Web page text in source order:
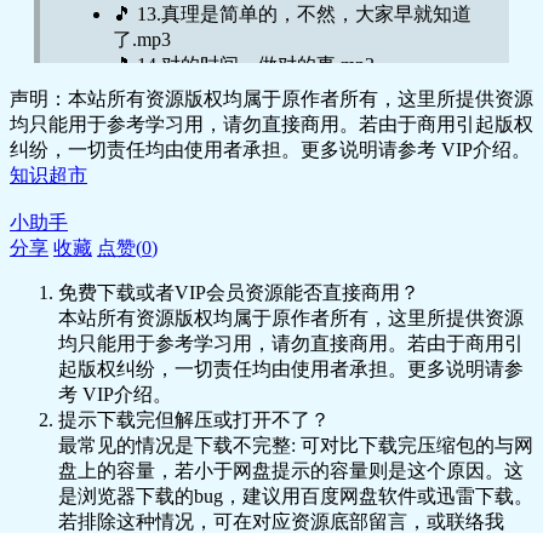
🎵 13.真理是简单的，不然，大家早就知道
了.mp3
🎵 14.对的时间，做对的事.mp3
🎵 15.只顾眼前利益，才是大赢家.mp3
🎵 16.什么是工匠精神.mp3
🎵 17.对镜应感，就是致良知.mp3
🎵 18.离不近人情的人远点，哪怕他对你恩
🎵 20.真君子，必是不端不装.mp3
🎵 22.他人之恶，即我之天堂.mp3
🎵 23.如何面对肉体痛苦.mp3
🎵 24.如何对付生气.mp3
🎵 25.最好的后悔药就是立即改正.mp3
🎵 26.最笨的人，总指责他人.mp3
🎵 27.感谢在最好的时光里遇见的人渣.mp3
🎵 28.感情流露太多，就是欲.mp3
🎵 29.mp3
🎵 30.有一种修行，叫“养寇自重”.mp3
📄 31.人之大病痛：得失心.MP3
声明：本站所有资源版权均属于原作者所有，这里所提供资源
均只能用于参考学习用，请勿直接商用。若由于商用引起版权
纠纷，一切责任均由使用者承担。更多说明请参考 VIP介绍。
知识超市
小助手
分享 收藏 点赞(0)
免费下载或者VIP会员资源能否直接商用？
本站所有资源版权均属于原作者所有，这里所提供资源
均只能用于参考学习用，请勿直接商用。若由于商用引
起版权纠纷，一切责任均由使用者承担。更多说明请参
考 VIP介绍。
提示下载完但解压或打开不了？
最常见的情况是下载不完整: 可对比下载完压缩包的与网
盘上的容量，若小于网盘提示的容量则是这个原因。这
是浏览器下载的bug，建议用百度网盘软件或迅雷下载。
若排除这种情况，可在对应资源底部留言，或联络我